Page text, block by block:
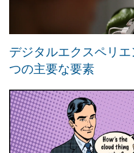
デジタルエクスペリ
つの主要な要素